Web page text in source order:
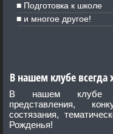
Подготовка к школе
и многое другое!
В нашем клубе всегда
В нашем клубе проходят театрализированные
представления, конкурсы,
состязания,
Рожденья!